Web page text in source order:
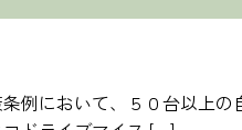
例において、５０台以上